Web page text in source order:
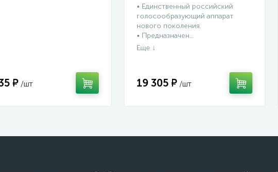
₽
• Единственный российский
голосообразующий аппарат
нового поколения.
• Предназначен...
19 305 ₽